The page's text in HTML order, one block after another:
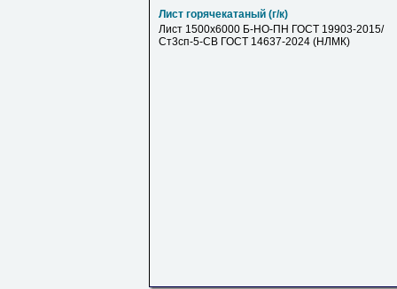
Лист горячекатаный (г/к)
Лист 1500х6000 Б-НО-ПН ГОСТ 19903-2015/
Ст3сп-5-СВ ГОСТ 14637-2024 (НЛМК)